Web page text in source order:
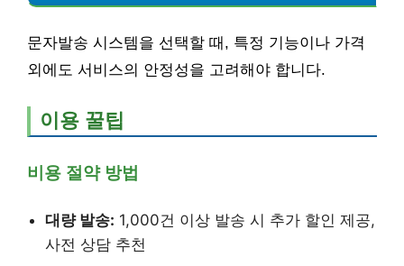
문자발송 시스템을 선택할 때, 특정 기능이나 가격
외에도 서비스의 안정성을 고려해야 합니다.
이용 꿀팁
비용 절약 방법
대량 발송: 1,000건 이상 발송 시 추가 할인 제공,
사전 상담 추천